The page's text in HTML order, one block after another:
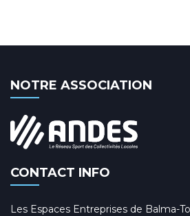
NOTRE ASSOCIATION
CONTACT INFO
Les Espaces Entreprises de Balma-